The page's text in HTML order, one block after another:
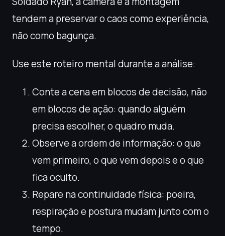
tendem a preservar o caos como experiência,
não como bagunça.
Use este roteiro mental durante a análise:
Conte a cena em blocos de decisão, não
em blocos de ação: quando alguém
precisa escolher, o quadro muda.
Observe a ordem de informação: o que
vem primeiro, o que vem depois e o que
fica oculto.
Repare na continuidade física: poeira,
respiração e postura mudam junto com o
tempo.